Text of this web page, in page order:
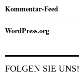
Kommentar-Feed
WordPress.org
FOLGEN SIE UNS!